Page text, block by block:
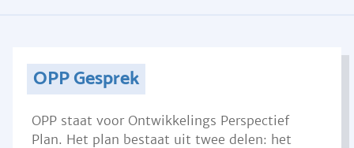
OPP Gesprek
OPP staat voor Ontwikkelings Perspectief
Plan. Het plan bestaat uit twee delen: het